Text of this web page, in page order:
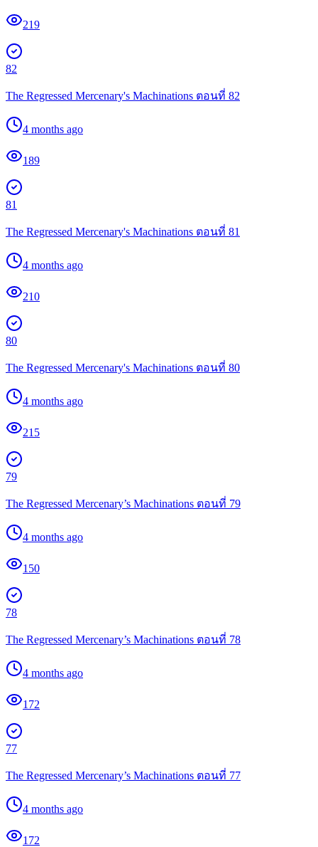
219
82
The Regressed Mercenary's Machinations ตอนที่ 82
4 months ago
189
81
The Regressed Mercenary's Machinations ตอนที่ 81
4 months ago
210
80
The Regressed Mercenary's Machinations ตอนที่ 80
4 months ago
215
79
The Regressed Mercenary’s Machinations ตอนที่ 79
4 months ago
150
78
The Regressed Mercenary’s Machinations ตอนที่ 78
4 months ago
172
77
The Regressed Mercenary’s Machinations ตอนที่ 77
4 months ago
172